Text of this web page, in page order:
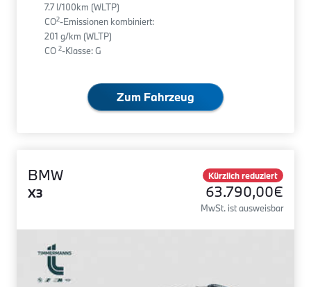
7.7 l/100km (WLTP)
CO2-Emissionen kombiniert:
201 g/km (WLTP)
CO 2-Klasse: G
Zum Fahrzeug
BMW
X3
Kürzlich reduziert
63.790,00€
MwSt. ist ausweisbar